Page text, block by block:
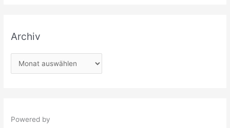
Archiv
r
Powered by